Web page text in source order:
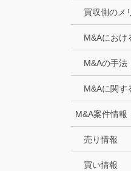
買収側のメ
M&Aにおけ
M&Aの手法
M&Aに関す
M&A案件情報
売り情報
買い情報